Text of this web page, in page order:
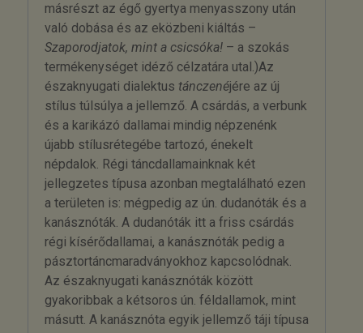
másrészt az égő gyertya menyasszony után
való dobása és az eközbeni kiáltás –
Szaporodjatok, mint a csicsóka!– a szokás
termékenységet idéző célzatára utal.)Az
északnyugati dialektus tánczenéjére az új
stílus túlsúlya a jellemző. A csárdás, a verbunk
és a karikázó dallamai mindig népzenénk
újabb stílusrétegébe tartozó, énekelt
népdalok. Régi táncdallamainknak két
jellegzetes típusa azonban megtalálható ezen
a területen is: mégpedig az ún. dudanóták és a
kanásznóták. A dudanóták itt a friss csárdás
régi kísérődallamai, a kanásznóták pedig a
pásztortáncmaradványokhoz kapcsolódnak.
Az északnyugati kanásznóták között
gyakoribbak a kétsoros ún. féldallamok, mint
másutt. A kanásznóta egyik jellemző táji típusa